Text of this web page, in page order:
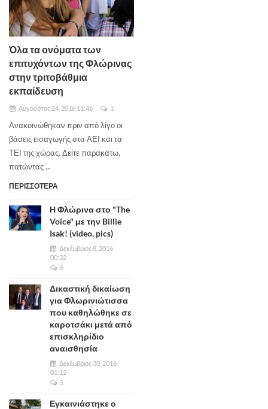
Όλα τα ονόματα των
επιτυχόντων της Φλώρινας
στην τριτοβάθμια
εκπαίδευση
Αύγουστος 24, 2016 11:46 1
Ανακοινώθηκαν πριν από λίγο οι
βάσεις εισαγωγής στα ΑΕΙ και τα
ΤΕΙ της χώρας. Δείτε παρακάτω,
πατώντας ...
ΠΕΡΙΣΣΟΤΕΡΑ
Η Φλώρινα στο "The
Voice" με την Billie
Isak! (video, pics)
Δεκέμβριος 8, 2016
00:32
6
Δικαστική δικαίωση
για Φλωρινιώτισσα
που καθηλώθηκε σε
καροτσάκι μετά από
επισκληρίδιο
αναισθησία
Δεκέμβριος 30, 2016
01:12
5
Εγκαινιάστηκε ο